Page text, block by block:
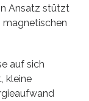
Ansatz stützt
magnetischen
auf sich
kleine